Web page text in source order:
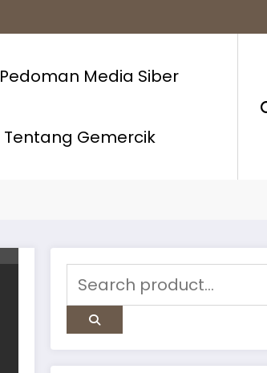
Pedoman Media Siber
Tentang Gemercik